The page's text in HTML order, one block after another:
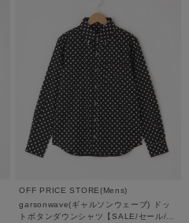
OFF PRICE STORE(Mens)
garsonwave(ギャルソンウェーブ) ドッ
トボタンダウンシャツ【SALE/セール/オ